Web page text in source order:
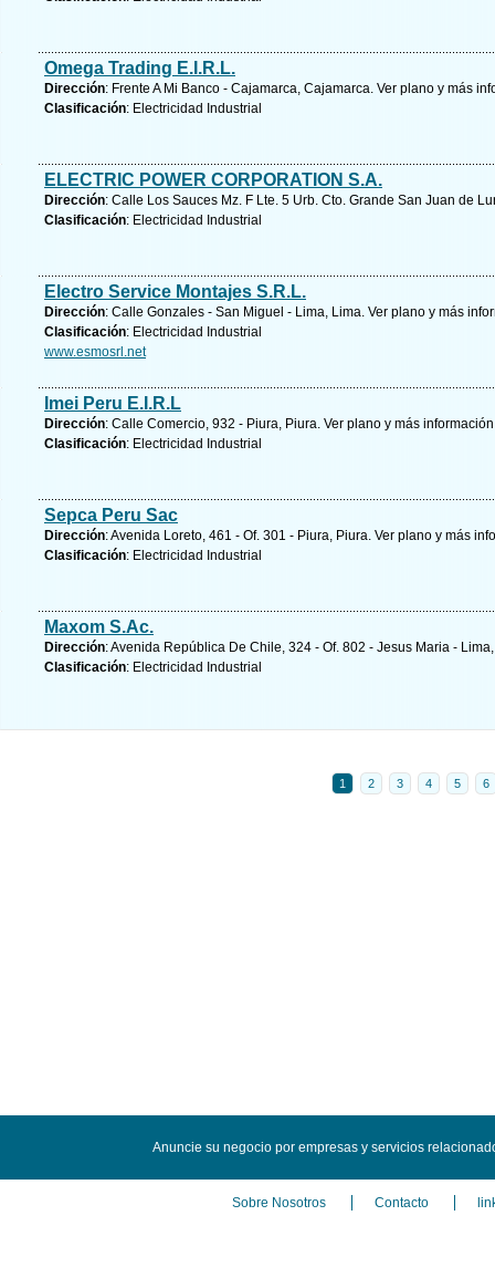
Omega Trading E.I.R.L.
Dirección: Frente A Mi Banco - Cajamarca, Cajamarca. Ver plano y más
Clasificación: Electricidad Industrial
ELECTRIC POWER CORPORATION S.A.
Dirección: Calle Los Sauces Mz. F Lte. 5 Urb. Cto. Grande San Juan de
Clasificación: Electricidad Industrial
Electro Service Montajes S.R.L.
Dirección: Calle Gonzales - San Miguel - Lima, Lima. Ver plano y más
Clasificación: Electricidad Industrial
www.esmosrl.net
Imei Peru E.I.R.L
Dirección: Calle Comercio, 932 - Piura, Piura. Ver plano y más información
Clasificación: Electricidad Industrial
Sepca Peru Sac
Dirección: Avenida Loreto, 461 - Of. 301 - Piura, Piura. Ver plano y más
Clasificación: Electricidad Industrial
Maxom S.Ac.
Dirección: Avenida República De Chile, 324 - Of. 802 - Jesus Maria -
Clasificación: Electricidad Industrial
1 2 3 4 5 6
Anuncie su negocio por empresas y servicios
Sobre Nosotros Contacto